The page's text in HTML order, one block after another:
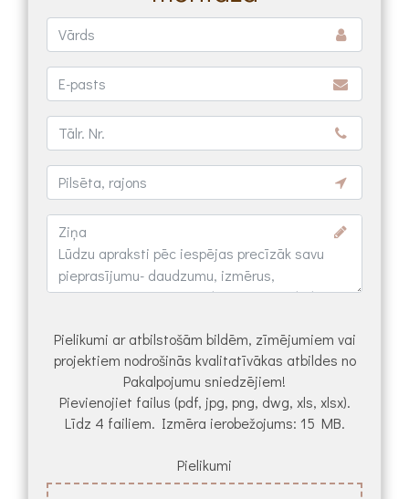
Pielikumi ar atbilstošām bildēm, zīmējumiem vai
projektiem nodrošinās kvalitatīvākas atbildes no
Pakalpojumu sniedzējiem!
Pievienojiet failus (pdf, jpg, png, dwg, xls, xlsx).
Līdz 4 failiem. Izmēra ierobežojums: 15 MB.
Pielikumi